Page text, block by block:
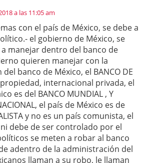
a las 11:05 am
con el país de México, se debe a
el gobierno de México, se
manejar dentro del banco de
quieren manejar con la
banco de México, el BANCO DE
propiedad, internacional privada, el
es del BANCO MUNDIAL , Y
el país de México es de
y no es un país comunista, el
debe de ser controlado por el
se meten a robar al banco
adentro de la administración del
llaman a su robo, le llaman